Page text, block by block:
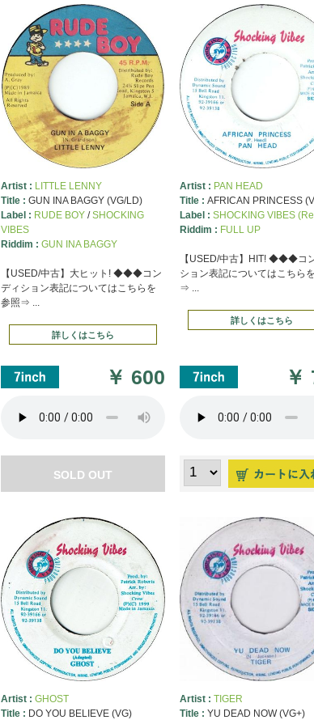
Artist : LITTLE LENNY
Title : GUN INA BAGGY (VG/LD)
Label : RUDE BOY/SHOCKING
VIBES
Riddim : GUN INA BAGGY
【USED/中古】大ヒット! ◆◆◆コン
ディション表記についてはこちらを
参照⇒ ...
詳しくはこちら
￥ 600
SOLD OUT
Artist : PAN HEAD
Title : AFRICAN PRINCESS
Label : SHOCKING VIBES
Riddim : FULL UP
【USED/中古】HIT! ◆◆◆コ
ション表記についてはこちら
⇒ ...
詳しくはこちら
￥
Artist : GHOST
Title : DO YOU BELIEVE (VG)
Artist : TIGER
Title : YU DEAD NOW (VG+)